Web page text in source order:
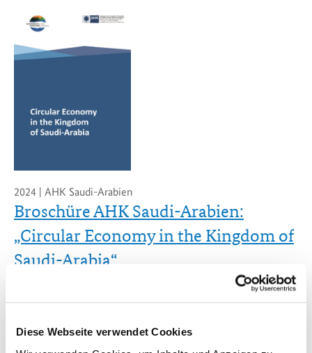
Diese Webseite verwendet Cookies
2024 | AHK Saudi-Arabien
Broschüre AHK Saudi-Arabien:
„Circular Economy in the Kingdom of
Saudi-Arabia“
Diese Broschüre liefert eine detaillierte Übersicht über
aktuelle und geplante Maßnahmen zur Förderung der
Handlungsempfehlungen für saudi-arabische
Entscheidungsträger und zeigt praxisnahe